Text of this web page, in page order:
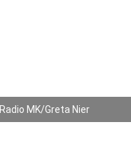
Radio MK/Greta Nier